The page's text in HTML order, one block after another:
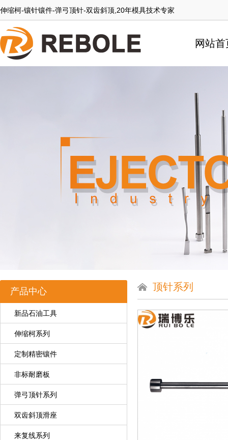
伸缩柯-镶针镶件-弹弓顶针-双齿斜顶,20年模具技术专家
网站首
产品中心
新品石油工具
伸缩柯系列
定制精密镶件
非标耐磨板
弹弓顶针系列
双齿斜顶滑座
来复线系列
顶针系列